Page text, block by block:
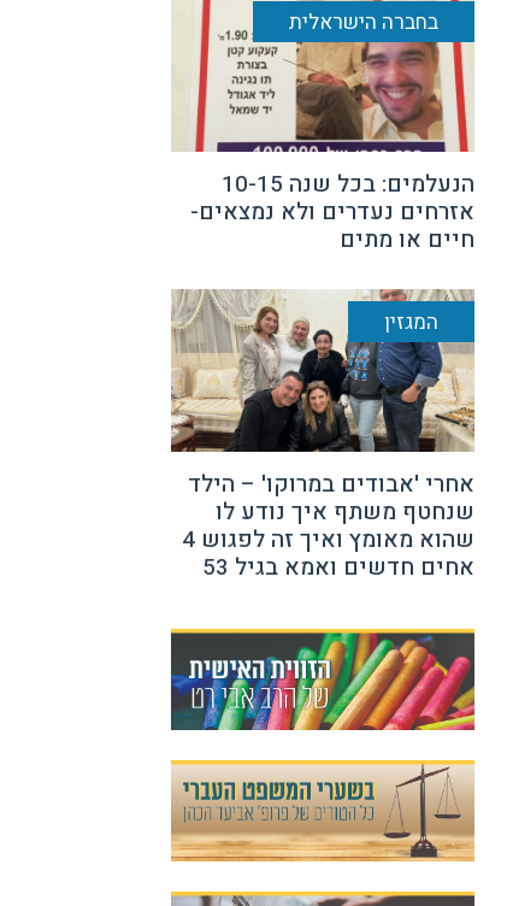
בחברה הישראלית
הנעלמים: בכל שנה 10-15
אזרחים נעדרים ולא נמצאים-
חיים או מתים
המגזין
אחרי 'אבודים במרוקו' – הילד
שנחטף משתף איך נודע לו
שהוא מאומץ ואיך זה לפגוש 4
אחים חדשים ואמא בגיל 53